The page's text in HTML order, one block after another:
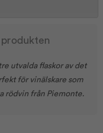
utvalda flaskor av det
för vinälskare som
rödvin från Piemonte.